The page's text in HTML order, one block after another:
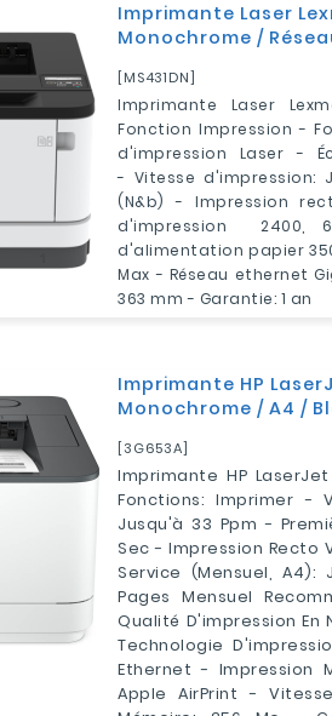
Imprimante Laser
Monochrome /
[MS431DN]
Imprimante Laser
Fonction Impression -
d'impression Laser -
- Vitesse d'impression:
(N&b) - Impression
d'impression 2400,
d'alimentation papier
Max - Réseau ethernet
363 mm - Garantie: 1 an
Imprimante HP
Monochrome / A4 /
[3G653A]
Imprimante HP
Fonctions: Imprimer -
Jusqu'à 33 Ppm -
Sec - Impression Recto
Service (mensuel,
Pages Mensuel
Qualité D'impression En
Technologie
Ethernet - Impression
Apple AirPrint -